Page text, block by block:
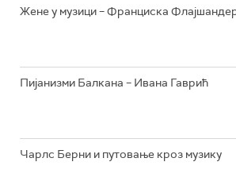
Жене у музици – Франциска
Пијанизми Балкана – Ивана Гаврић
Чарлс Берни и путовање кроз музику